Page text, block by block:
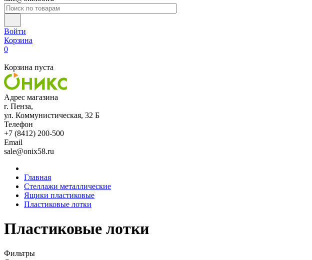
Войти
Корзина
0
Корзина пуста
Адрес магазина
г. Пенза,
ул. Коммунистическая, 32 Б
Телефон
+7 (8412) 200-500
Email
sale@onix58.ru
Главная
Стеллажи металлические
Ящики пластиковые
Пластиковые лотки
Пластиковые лотки
Фильтры